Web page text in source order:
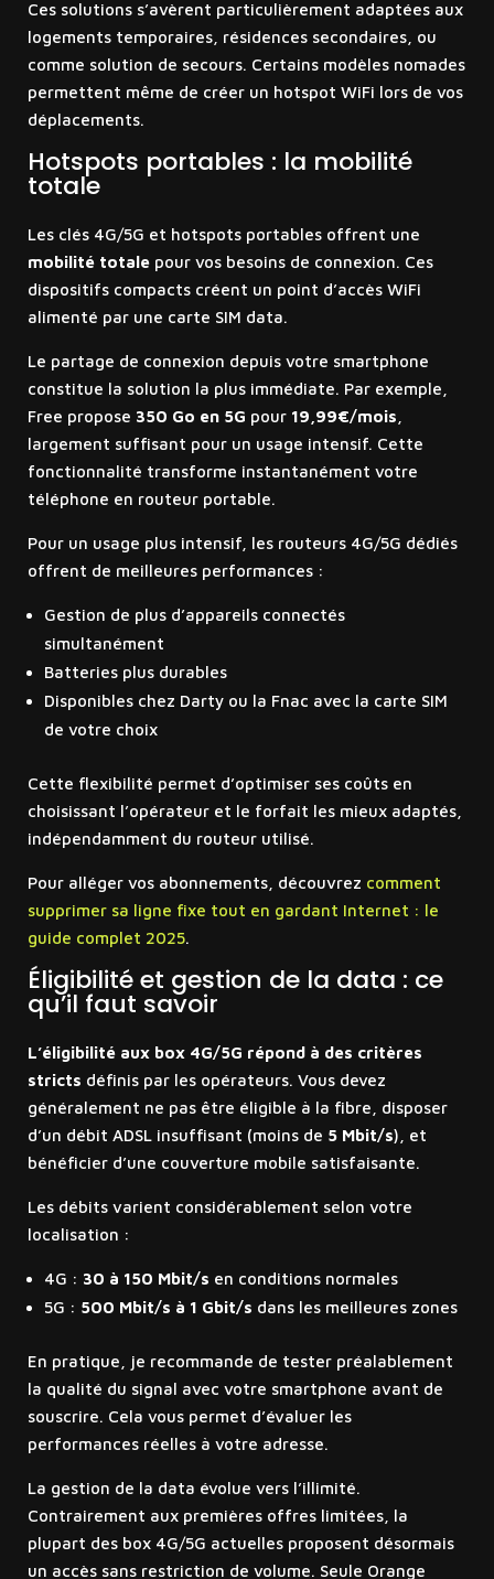
Ces solutions s’avèrent particulièrement adaptées aux
logements temporaires, résidences secondaires, ou
comme solution de secours. Certains modèles nomades
permettent même de créer un hotspot WiFi lors de vos
déplacements.
Hotspots portables : la mobilité
totale
Les clés 4G/5G et hotspots portables offrent une
mobilité totalepour vos besoins de connexion. Ces
dispositifs compacts créent un point d’accès WiFi
alimenté par une carte SIM data.
Le partage de connexion depuis votre smartphone
constitue la solution la plus immédiate. Par exemple,
Free propose 350 Go en 5G pour 19,99€/mois
largement suffisant pour un usage intensif. Cette
fonctionnalité transforme instantanément votre
téléphone en routeur portable.
Pour un usage plus intensif, les routeurs 4G/5G dédiés
offrent de meilleures performances :
Gestion de plus d’appareils connectés
simultanément
Batteries plus durables
Disponibles chez Darty ou la Fnac avec la carte SIM
de votre choix
Cette flexibilité permet d’optimiser ses coûts en
choisissant l’opérateur et le forfait les mieux adaptés,
indépendamment du routeur utilisé.
Pour alléger vos abonnements, découvrez comment
supprimer sa ligne fixe tout en gardant Internet : le
guide complet 2025.
Éligibilité et gestion de la data : ce
qu’il faut savoir
L’éligibilité aux box 4G/5G répond à des critères
stricts définis par les opérateurs. Vous devez
généralement ne pas être éligible à la fibre, disposer
d’un débit ADSL insuffisant (moins de 5 Mbit/s), et
bénéficier d’une couverture mobile satisfaisante.
Les débits varient considérablement selon votre
localisation :
4G : 30 à 150 Mbit/s en conditions normales
5G : 500 Mbit/s à 1 Gbit/s dans les meilleures zones
En pratique, je recommande de tester préalablement
la qualité du signal avec votre smartphone avant de
souscrire. Cela vous permet d’évaluer les
performances réelles à votre adresse.
La gestion de la data évolue vers l’illimité.
Contrairement aux premières offres limitées, la
plupart des box 4G/5G actuelles proposent désormais
un accès sans restriction de volume. Seule Orange